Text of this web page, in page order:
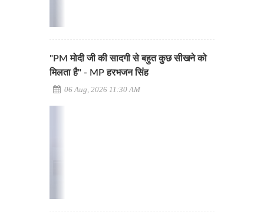
"PM मोदी जी की सादगी से बहुत कुछ सीखने को
मिलता है" - MP हरभजन सिंह
06 Aug, 2026 11:30 AM